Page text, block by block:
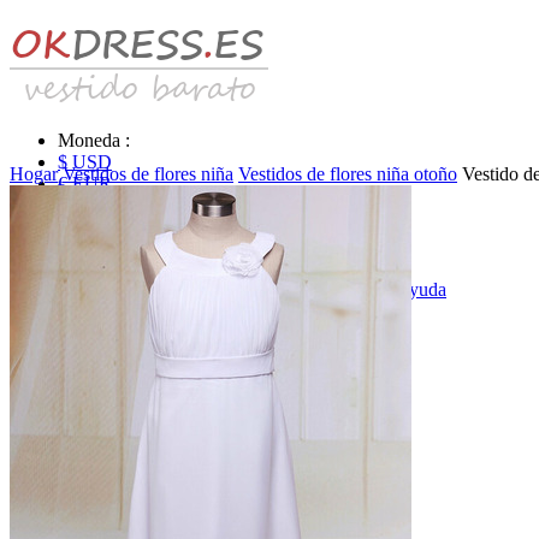
Moneda :
$ USD
€ EUR
$ CAD
Identificarse & Registrarse Obtener la contraseña Ayuda
Mensaje
Carro (0)
Vestido de novia liquidación y venta
Vestidos de novia vendimia
Hogar Vestidos de flores niña Vestidos de flores niña otoño Vestido